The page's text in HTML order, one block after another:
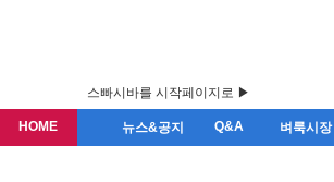
스빠시바를 시작페이지로 ▶
HOME 뉴스&공지 Q&A 벼룩시장